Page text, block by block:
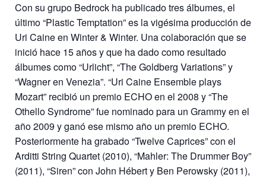
Con su grupo Bedrock ha publicado tres álbumes, el
último “Plastic Temptation” es la vigésima producción de
Uri Caine en Winter & Winter. Una colaboración que se
inició hace 15 años y que ha dado como resultado
álbumes como “Urlicht”, “The Goldberg Variations” y
“Wagner en Venezia”. “Uri Caine Ensemble plays
Mozart” recibió un premio ECHO en el 2008 y “The
Othello Syndrome” fue nominado para un Grammy en el
año 2009 y ganó ese mismo año un premio ECHO.
Posteriormente ha grabado “Twelve Caprices” con el
Arditti String Quartet (2010), “Mahler: The Drummer Boy”
(2011), “Siren” con John Hébert y Ben Perowsky (2011),